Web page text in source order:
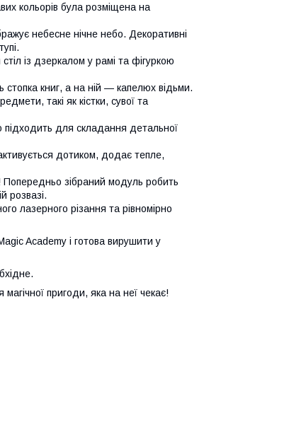
кольорів була розміщена на
небесне нічне небо. Декоративні
із дзеркалом у рамі та фігуркою
стопка книг, а на ній — капелюх відьми.
такі як кістки, сувої та
для складання детальної
дотиком, додає тепле,
Попередньо зібраний модуль робить
розвазі.
лазерного різання та рівномірно
Academy і готова вирушити у
пригоди, яка на неї чекає!